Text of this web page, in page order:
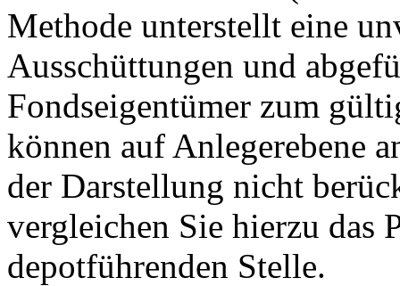
Methode unterstellt eine
Ausschüttungen und
Fondseigentümer zum
können auf Anlegerebene
der Darstellung nicht
vergleichen Sie hierzu das
depotführenden Stelle.